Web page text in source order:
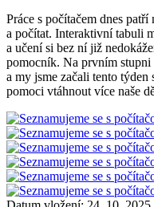
Práce s počítačem dnes
a počítat. Interaktivní tabuli
a učení si bez ní již
pomocník. Na prvním stupni
a my jsme začali tento
pomoci vtáhnout více naše